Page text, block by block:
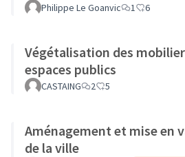
Philippe Le Goanvic 1 6
Végétalisation des
espaces publics
CASTAING 2 5
Aménagement et mise en
de la ville